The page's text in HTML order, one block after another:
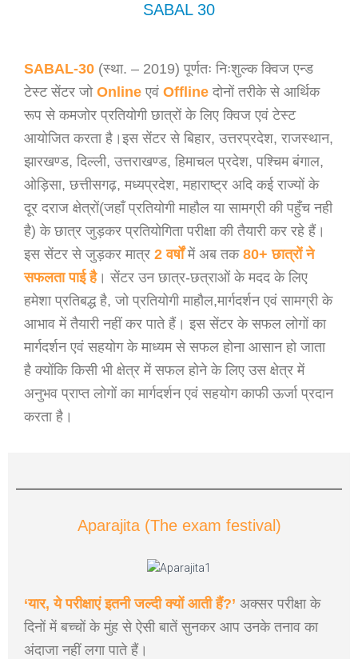
SABAL 30
SABAL-30 (स्था. – 2019) पूर्णतः निःशुल्क क्विज एन्ड
टेस्ट सेंटर जो Online एवं Offline दोनों तरीके से आर्थिक
रूप से कमजोर प्रतियोगी छात्रों के लिए क्विज एवं टेस्ट
आयोजित करता है।इस सेंटर से बिहार, उत्तरप्रदेश, राजस्थान,
झारखण्ड, दिल्ली, उत्तराखण्ड, हिमाचल प्रदेश, पश्चिम बंगाल,
ओड़िसा, छत्तीसगढ़, मध्यप्रदेश, महाराष्ट्र अदि कई राज्यों के
दूर दराज क्षेत्रों(जहाँ प्रतियोगी माहौल या सामग्री की पहुँच नही
है) के छात्र जुड़कर प्रतियोगिता परीक्षा की तैयारी कर रहे हैं।
इस सेंटर से जुड़कर मात्र 2 वर्षों में अब तक80+ छात्रों ने
सफलता पाई है। सेंटर उन छात्र-छत्राओं के मदद के लिए
हमेशा प्रतिबद्ध है, जो प्रतियोगी माहौल,मार्गदर्शन एवं सामग्री के
आभाव में तैयारी नहीं कर पाते हैं। इस सेंटर के सफल लोगों का
मार्गदर्शन एवं सहयोग के माध्यम से सफल होना आसान हो जाता
है क्योंकि किसी भी क्षेत्र में सफल होने के लिए उस क्षेत्र में
अनुभव प्राप्त लोगों का मार्गदर्शन एवं सहयोग काफी ऊर्जा प्रदान
करता है।
Aparajita (The exam festival)
‘यार, ये परीक्षाएं इतनी जल्दी क्यों आती हैं?’ अक्सर परीक्षा के
दिनों में बच्चों के मुंह से ऐसी बातें सुनकर आप उनके तनाव का
अंदाजा नहीं लगा पाते हैं।